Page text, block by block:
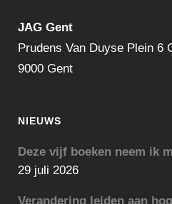
JAG Gent
Prudens Van Duyse Plein 6
9000 Gent
NIEUWS
Deze vijf boeken neem ik
29 juli 2026
Verandering leiden aan